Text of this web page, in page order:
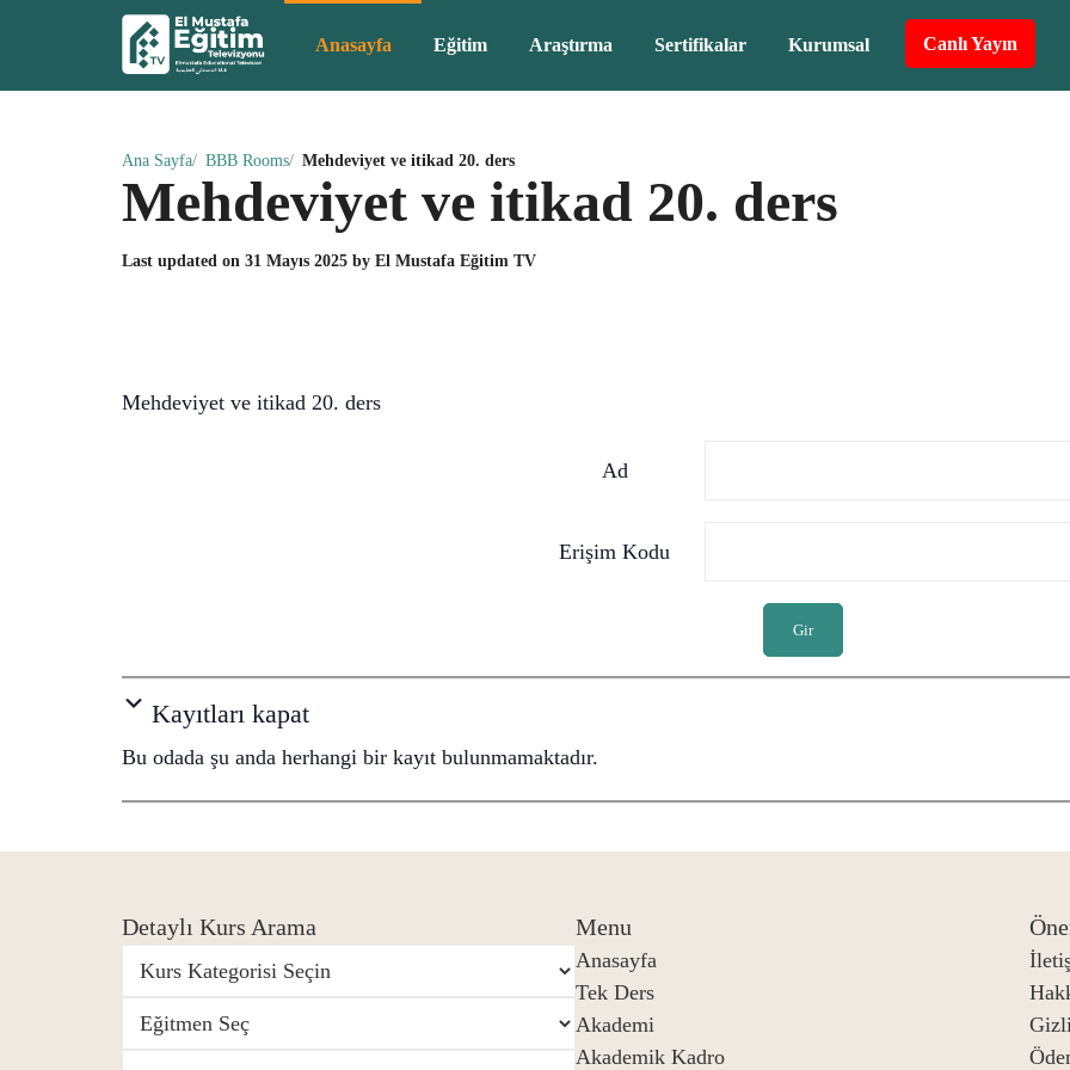
Anasayfa Eğitim Araştırma Sertifikalar Kurumsal Canlı Yayın
Ana Sayfa BBB Rooms Mehdeviyet ve itikad 20. ders
Mehdeviyet ve itikad 20. ders
Last updated on 31 Mayıs 2025 by El Mustafa Eğitim TV
Mehdeviyet ve itikad 20. ders
Ad
Erişim Kodu
Gir
Kayıtları kapat
Bu odada şu anda herhangi bir kayıt bulunmamaktadır.
Detaylı Kurs Arama Menu
Anasayfa
Tek Ders
Akademi
Akademik Kadro